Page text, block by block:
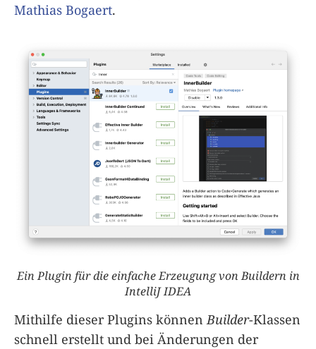
Mathias Bogaert.
Ein Plugin für die einfache Erzeugung von Buildern in
IntelliJ IDEA
Mithilfe dieser Plugins können Builder-Klassen
schnell erstellt und bei Änderungen der